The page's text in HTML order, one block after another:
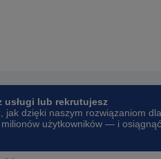
usługi lub rekrutujesz
jak dzięki naszym rozwiązaniom dla
użytkowników — i osiągnąć